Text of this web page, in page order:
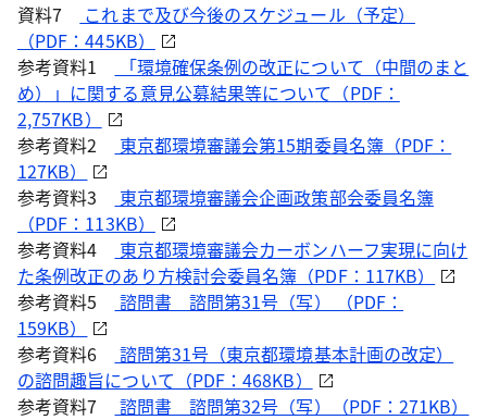
資料7
これまで及び今後のスケジュール（予定）
（PDF：445KB）
参考資料1
「環境確保条例の改正について（中間のまと
め）」に関する意見公募結果等について（PDF：
2,757KB）
参考資料2
東京都環境審議会第15期委員名簿（PDF：
127KB）
参考資料3
東京都環境審議会企画政策部会委員名簿
（PDF：113KB）
参考資料4
東京都環境審議会カーボンハーフ実現に向け
た条例改正のあり方検討会委員名簿（PDF：117KB）
参考資料5
諮問書 諮問第31号（写） （PDF：
159KB）
参考資料6
諮問第31号（東京都環境基本計画の改定）
の諮問趣旨について（PDF：468KB）
参考資料7
諮問書 諮問第32号（写）（PDF：271KB）